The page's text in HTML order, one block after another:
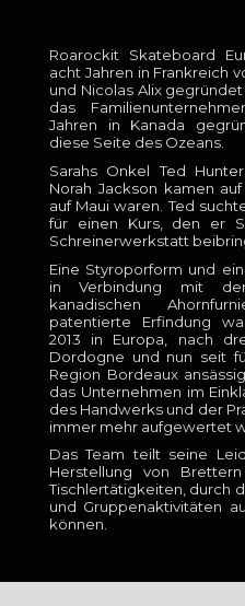
Roarockit Skateboard
acht Jahren in Frankreich
und Nicolas Alix
das
Jahren in Kanada
diese Seite des Ozeans.
Sarahs Onkel Ted
Norah Jackson kamen
auf Maui waren. Ted
für einen Kurs, den er
Schreinerwerkstatt
Eine Styroporform und
in Verbindung mit
kanadischen
patentierte Erfindung
2013 in Europa, nach
Dordogne und nun seit
Region Bordeaux
das Unternehmen im
des Handwerks und der
immer mehr aufgewertet
Das Team teilt seine
Herstellung von
Tischlertätigkeiten, durch
und Gruppenaktivitäten
können.